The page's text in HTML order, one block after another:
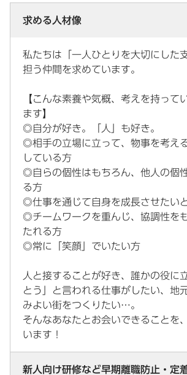
求める人材像
私たちは「一人ひとりを大切にした
担う仲間を求めています。
【こんな素養や気概、考えを持って
ます】
◎自分が好き。「人」も好き。
◎相手の立場に立って、物事を考え
している方
◎自らの個性はもちろん、他人の個
る方
◎仕事を通じて自身を成長させたい
◎チームワークを重んじ、協調性を
たれる方
◎常に「笑顔」でいたい方
人と接することが好き、誰かの役に
とう」と言われる仕事がしたい、地
みよい街をつくりたい…。
そんなあなたとお会いできることを
います！
新人向け研修など早期離職防止・定